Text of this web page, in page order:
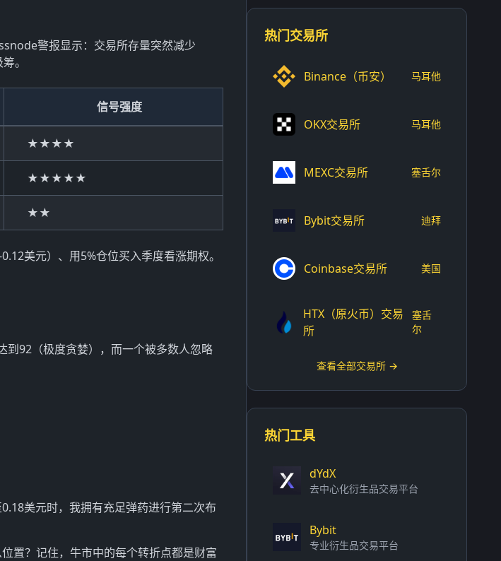
警报显示：交易所存量突然减少
。
信号强度
★★★★
★★★★★
★★
美元）、用5%仓位买入季度看涨期权。
到92（极度贪婪），而一个被多数人忽略
美元时，我拥有充足弹药进行第二次布
置？记住，牛市中的每个转折点都是财富
热门交易所
Binance（币安） 马耳他
OKX交易所 马耳他
MEXC交易所 塞舌尔
Bybit交易所 迪拜
Coinbase交易所 美国
HTX（原火币）交易
所
塞舌
尔
查看全部交易所 →
热门工具
dYdX
去中心化衍生品交易平台
Bybit
专业衍生品交易平台